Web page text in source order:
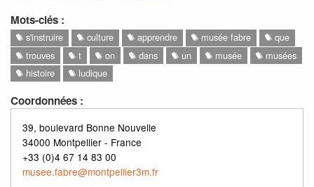
Mots-clés :
s'instruire culture apprendre musée fabre
que
trouves
t on dans un musée
musées
histoire
ludique
Coordonnées :
39, boulevard Bonne Nouvelle
34000 Montpellier - France
+33 (0)4 67 14 83 00
musee.fabre@montpellier3m.fr